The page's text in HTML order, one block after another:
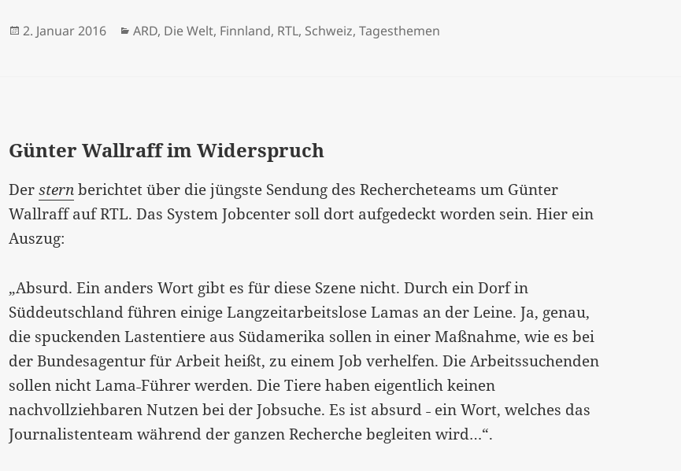
Veröffentlicht
2. Januar 2016 Kategorien
ARD, Die Welt, Finnland, RTL, Schweiz,Tagesthemen
Günter Wallraff im Widerspruch
Dersternberichtet über die jüngste Sendung des Rechercheteams um Günter
Wallraff auf RTL. Das System Jobcenter soll dort aufgedeckt worden sein. Hier ein
Auszug:
„Absurd. Ein anders Wort gibt es für diese Szene nicht. Durch ein Dorfin
Süddeutschland führen einige Langzeitarbeitslose Lamas an der Leine. Ja, genau,
die spuckenden Lastentiere aus Südamerika sollen in einer Maßnahme, wie es bei
der Bundesagentur für Arbeit heißt, zu einem Job verhelfen. Die Arbeitssuchenden
sollen nicht Lama˗Führer werden. Die Tiere haben eigentlich keinen
nachvollziehbaren Nutzen bei der Jobsuche. Es ist absurd ˗ ein Wort, welches das
Journalistenteam während der ganzen Recherche begleiten wird…“.